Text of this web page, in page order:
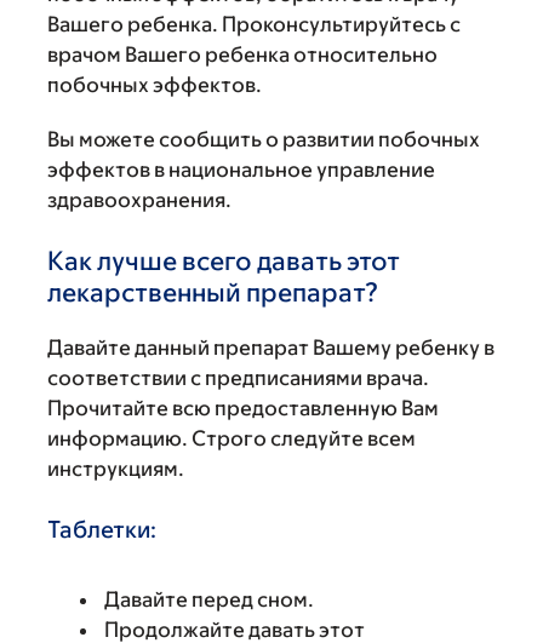
Вашего ребенка. Проконсультируйтесь с
врачом Вашего ребенка относительно
побочных эффектов.
Вы можете сообщить о развитии побочных
эффектов в национальное управление
здравоохранения.
Как лучше всего давать этот
лекарственный препарат?
Давайте данный препарат Вашему ребенку в
соответствии с предписаниями врача.
Прочитайте всю предоставленную Вам
информацию. Строго следуйте всем
инструкциям.
Таблетки:
Давайте перед сном.
Продолжайте давать этот